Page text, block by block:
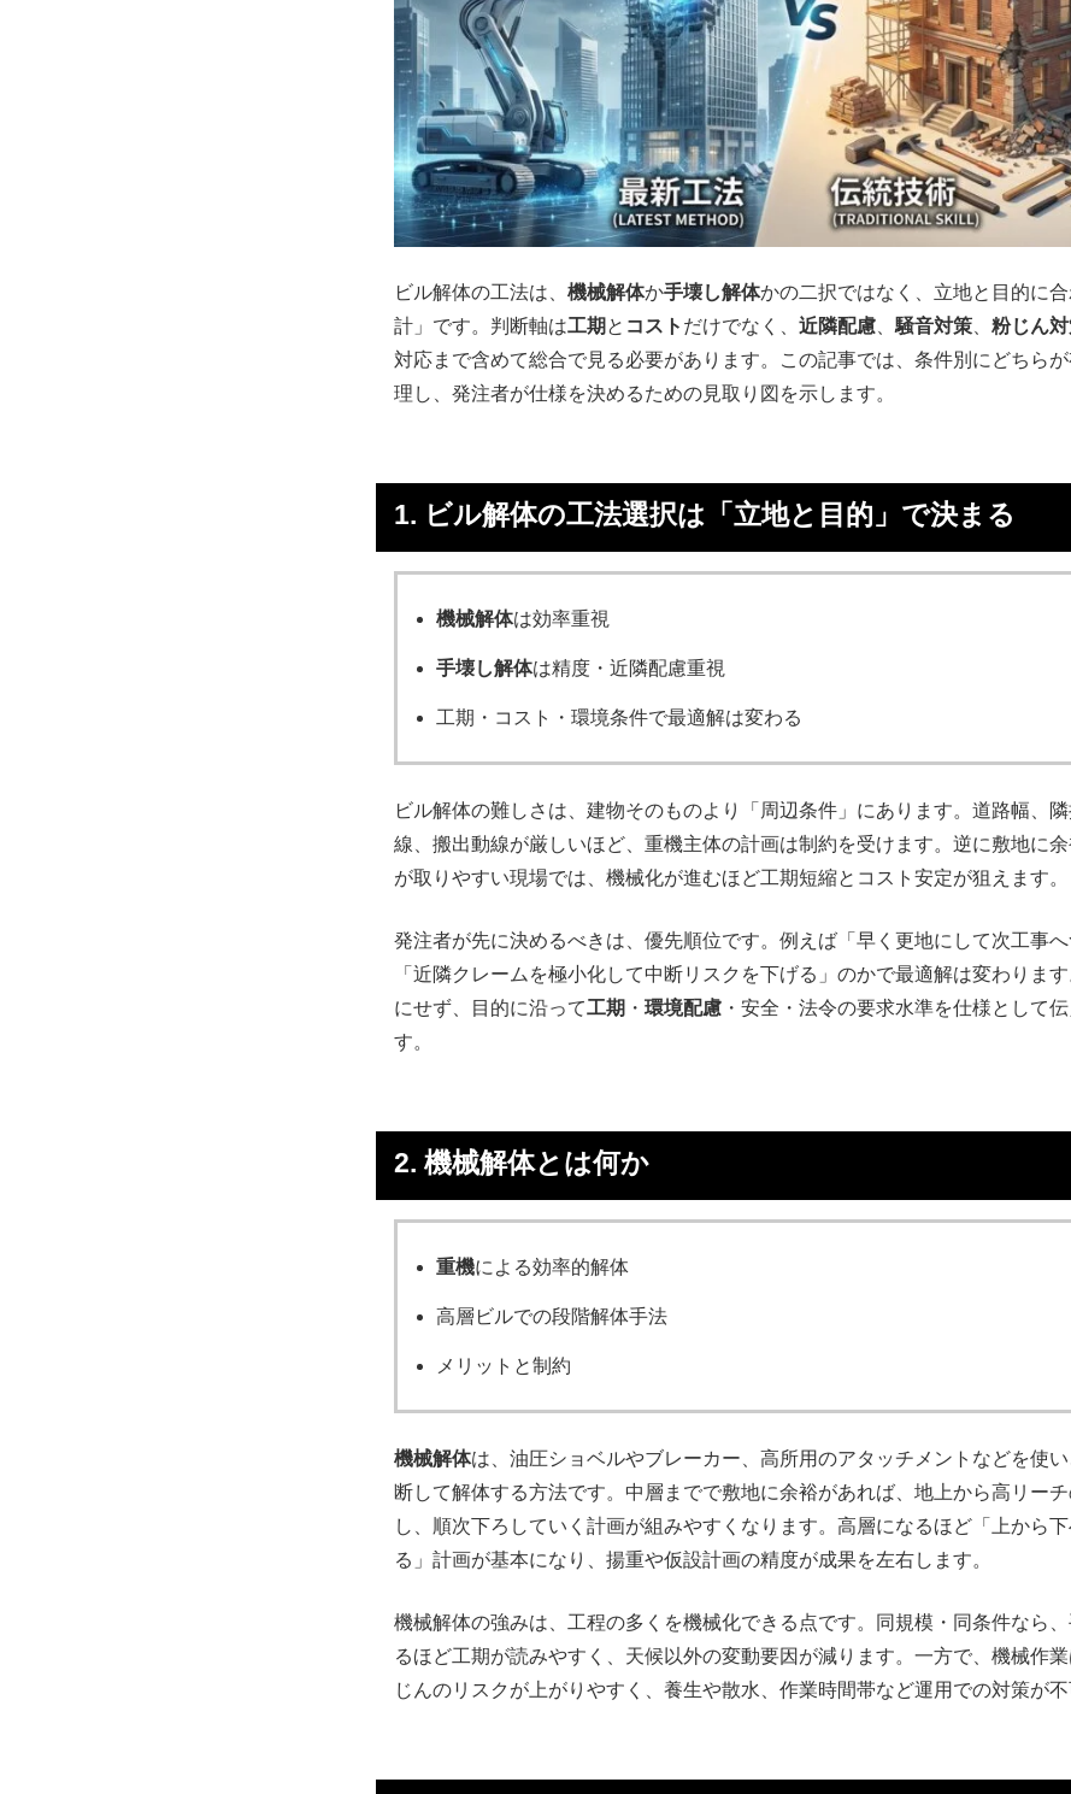
ビル解体の工法は、 機械解体か手壊し解体かの二択ではなく、立地と目的に
計」です。判断軸は工期 と コスト だけでなく、 近隣配慮、騒音対策、 粉じん
対応まで含めて総合で見る必要があります。この記事では、条件別にどちら
理し、発注者が仕様を決めるための見取り図を示します。
1. ビル解体の工法選択は「立地と目的」で決まる
機械解体は効率重視
手壊し解体は精度・近隣配慮重視
工期・コスト・環境条件で最適解は変わる
ビル解体の難しさは、建物そのものより「周辺条件」にあります。道路幅、
線、搬出動線が厳しいほど、重機主体の計画は制約を受けます。逆に敷地に
が取りやすい現場では、機械化が進むほど工期短縮とコスト安定が狙えます。
発注者が先に決めるべきは、優先順位です。例えば「早く更地にして次工事へ
「近隣クレームを極小化して中断リスクを下げる」のかで最適解は変わりま
にせず、目的に沿って工期 ・ 環境配慮 ・安全・法令の要求水準を仕様として
す。
2. 機械解体とは何か
重機による効率的解体
高層ビルでの段階解体手法
メリットと制約
機械解体は、油圧ショベルやブレーカー、高所用のアタッチメントなどを使
断して解体する方法です。中層までで敷地に余裕があれば、地上から高リー
し、順次下ろしていく計画が組みやすくなります。高層になるほど「上から
る」計画が基本になり、揚重や仮設計画の精度が成果を左右します。
機械解体の強みは、工程の多くを機械化できる点です。同規模・同条件なら
るほど工期が読みやすく、天候以外の変動要因が減ります。一方で、機械作
じんのリスクが上がりやすく、養生や散水、作業時間帯など運用での対策が不